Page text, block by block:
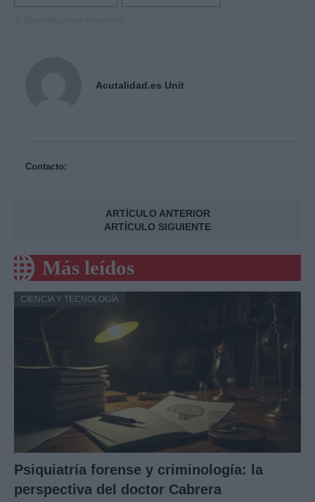
Acutalidad.es Unit
Contacto:
ARTÍCULO ANTERIOR
ARTÍCULO SIGUIENTE
Más leídos
CIENCIA Y TECNOLOGÍA
Psiquiatría forense y criminología: la
perspectiva del doctor Cabrera